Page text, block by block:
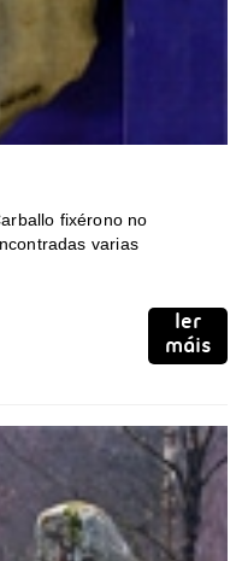
fixérono no
varias
ler
máis